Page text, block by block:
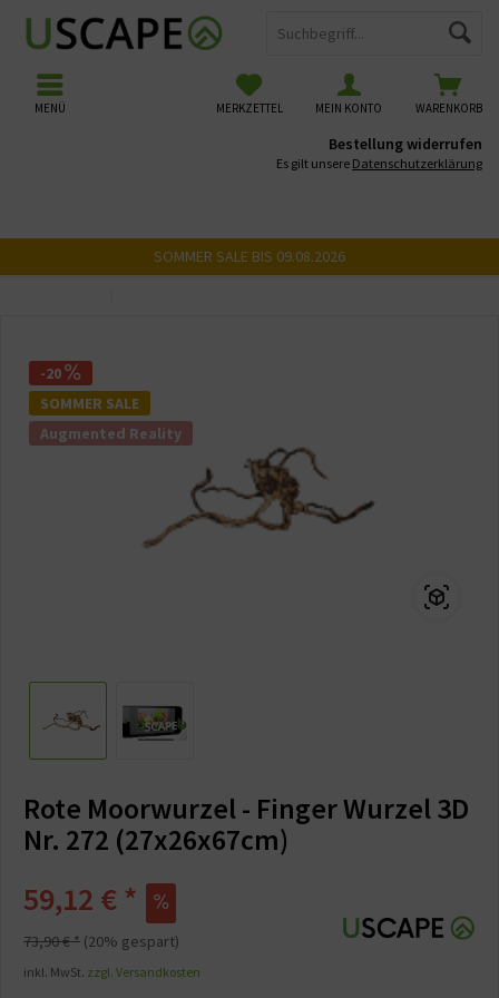
WARENKORB
MERKZETTEL MEIN KONTO
MENÜ
Bestellung widerrufen
Es gilt unsere Datenschutzerklärung
SOMMER SALE BIS 09.08.2026
-20
SOMMER SALE
Augmented Reality
Rote Moorwurzel - Finger Wurzel 3D
Nr. 272 (27x26x67cm)
59,12 € *
73,90 € * (20% gespart)
inkl. MwSt. zzgl. Versandkosten